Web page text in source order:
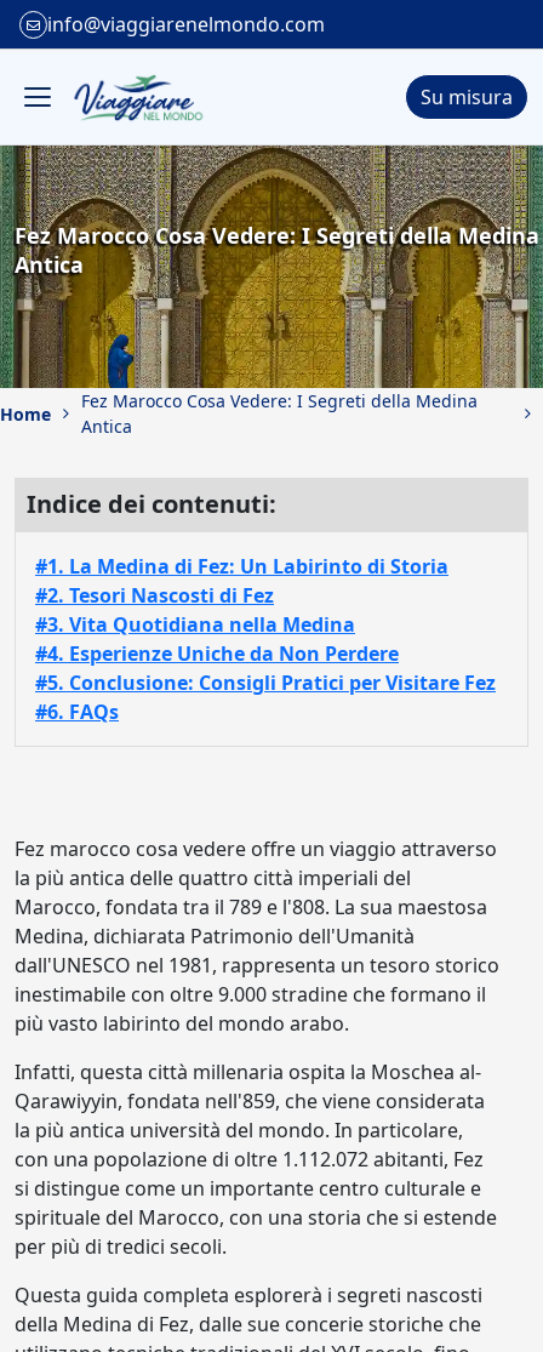
info@viaggiarenelmondo.com
Su misura
Fez Marocco Cosa Vedere: I Segreti della Medina
Antica
Home
Fez Marocco Cosa Vedere: I Segreti della Medina
Antica
Indice dei contenuti:
#1. La Medina di Fez: Un Labirinto di Storia
#2. Tesori Nascosti di Fez
#3. Vita Quotidiana nella Medina
#4. Esperienze Uniche da Non Perdere
#5. Conclusione: Consigli Pratici per Visitare Fez
#6. FAQs
Fez marocco cosa vedere offre un viaggio attraverso
la più antica delle quattro città imperiali del
Marocco, fondata tra il 789 e l'808. La sua maestosa
Medina, dichiarata Patrimonio dell'Umanità
dall'UNESCO nel 1981, rappresenta un tesoro storico
inestimabile con oltre 9.000 stradine che formano il
più vasto labirinto del mondo arabo.
Infatti, questa città millenaria ospita la Moschea al-
Qarawiyyin, fondata nell'859, che viene considerata
la più antica università del mondo. In particolare,
con una popolazione di oltre 1.112.072 abitanti, Fez
si distingue come un importante centro culturale e
spirituale del Marocco, con una storia che si estende
per più di tredici secoli.
Questa guida completa esplorerà i segreti nascosti
della Medina di Fez, dalle sue concerie storiche che